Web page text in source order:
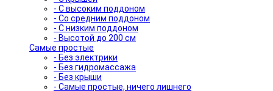
- С высоким поддоном
- Со средним поддоном
- С низким поддоном
- Высотой до 200 см
Самые простые
- Без электрики
- Без гидромассажа
- Без крыши
- Самые простые, ничего лишнего